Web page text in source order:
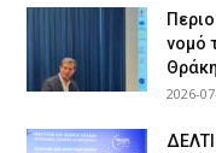
νομό
2026-